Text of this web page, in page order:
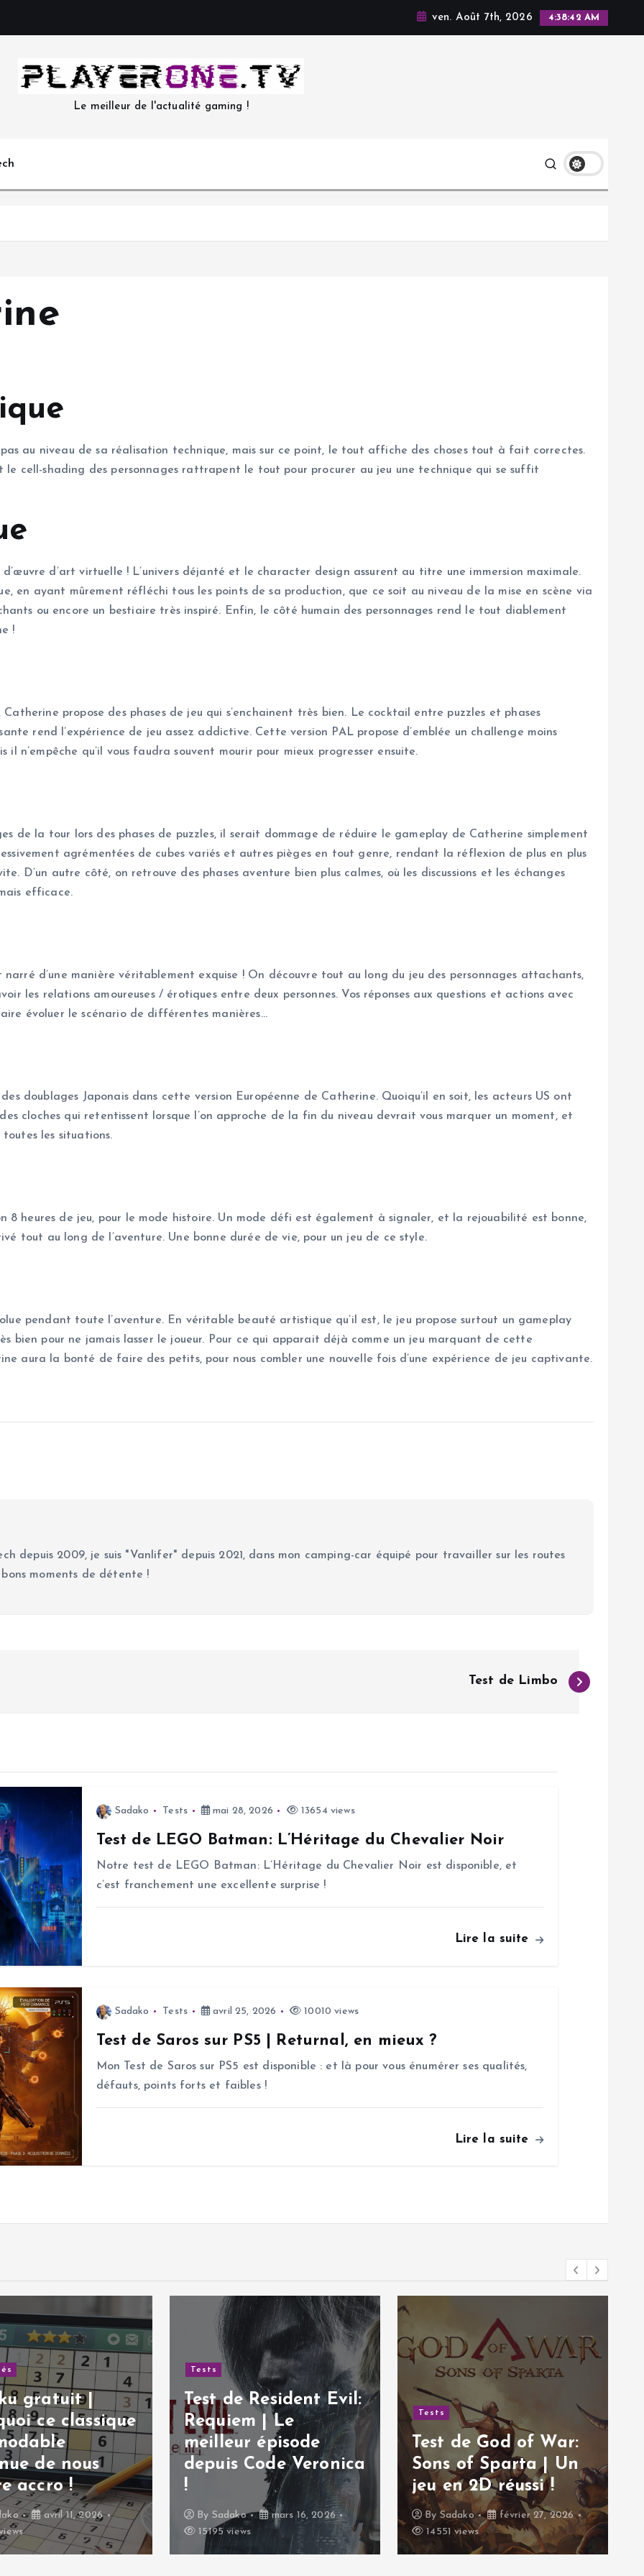
ven. Août 7th, 2026 4:38:43 AM
Le meilleur de l'actualité gaming !
au niveau de sa réalisation technique, mais sur ce point, le tout affiche des choses tout à fait correctes.
cell-shading des personnages rattrapent le tout pour procurer au jeu une technique qui se suffit
d’art virtuelle ! L’univers déjanté et le character design assurent au titre une immersion maximale.
en ayant mûrement réfléchi tous les points de sa production, que ce soit au niveau de la mise en scène via
ou encore un bestiaire très inspiré. Enfin, le côté humain des personnages rend le tout diablement
!
propose des phases de jeu qui s’enchainent très bien. Le cocktail entre puzzles et phases
rend l’expérience de jeu assez addictive. Cette version PAL propose d’emblée un challenge moins
n’empêche qu’il vous faudra souvent mourir pour mieux progresser ensuite.
de la tour lors des phases de puzzles, il serait dommage de réduire le gameplay de Catherine simplement
agrémentées de cubes variés et autres pièges en tout genre, rendant la réflexion de plus en plus
D’un autre côté, on retrouve des phases aventure bien plus calmes, où les discussions et les échanges
efficace.
d’une manière véritablement exquise ! On découvre tout au long du jeu des personnages attachants,
les relations amoureuses / érotiques entre deux personnes. Vos réponses aux questions et actions avec
évoluer le scénario de différentes manières…
doublages Japonais dans cette version Européenne de Catherine. Quoiqu’il en soit, les acteurs US ont
cloches qui retentissent lorsque l’on approche de la fin du niveau devrait vous marquer un moment, et
toutes les situations.
8 heures de jeu, pour le mode histoire. Un mode défi est également à signaler, et la rejouabilité est bonne,
tout au long de l’aventure. Une bonne durée de vie, pour un jeu de ce style.
pendant toute l’aventure. En véritable beauté artistique qu’il est, le jeu propose surtout un gameplay
bien pour ne jamais lasser le joueur. Pour ce qui apparait déjà comme un jeu marquant de cette
aura la bonté de faire des petits, pour nous combler une nouvelle fois d’une expérience de jeu captivante.
depuis 2009, je suis "Vanlifer" depuis 2021, dans mon camping-car équipé pour travailler sur les routes
moments de détente !
Test de Limbo
Sadako Tests mai 28, 2026 13654 views
Test de LEGO Batman: L’Héritage du Chevalier Noir
Notre test de LEGO Batman: L’Héritage du Chevalier Noir est disponible, et
c’est franchement une excellente surprise !
Lire la suite
Sadako Tests avril 25, 2026 10010 views
Test de Saros sur PS5 | Returnal, en mieux ?
Mon Test de Saros sur PS5 est disponible : et là pour vous énumérer ses qualités,
défauts, points forts et faibles !
Lire la suite
gratuit |
ce classique
de nous
accro !
avril 11, 2026
Tests
Test de Resident Evil:
Requiem | Le
meilleur épisode
depuis Code Veronica
!
By Sadako
mars 16, 2026
15195 views
Tests
Test de God of War:
Sons of Sparta | Un
jeu en 2D réussi !
By Sadako
février 27, 2026
14551 views